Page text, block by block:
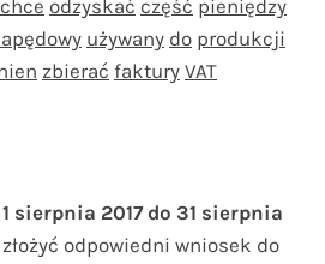
chce odzyskać część pieniędzy
używany do produkcji
zbierać faktury VAT
1 sierpnia 2017 do 31 sierpnia
odpowiedni wniosek do